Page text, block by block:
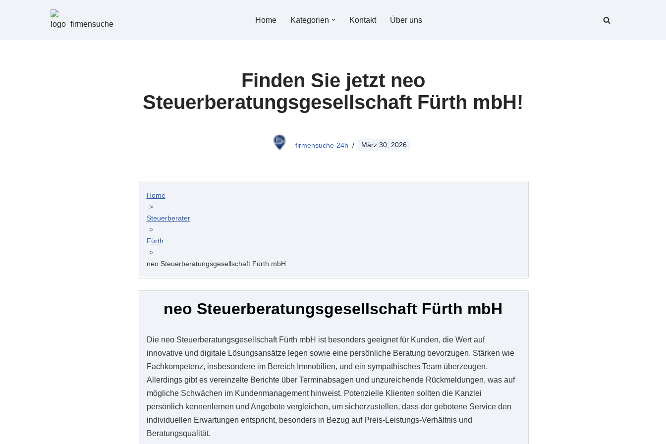
Home Kategorien Kontakt Über uns
Finden Sie jetzt neo
Steuerberatungsgesellschaft Fürth mbH!
firmensuche-24h März 30, 2026
Home
>
Steuerberater
>
Fürth
>
neo Steuerberatungsgesellschaft Fürth mbH
neo Steuerberatungsgesellschaft Fürth mbH
Die neo Steuerberatungsgesellschaft Fürth mbH ist besonders geeignet für Kunden, die Wert auf
innovative und digitale Lösungsansätze legen sowie eine persönliche Beratung bevorzugen. Stärken wie
Fachkompetenz, insbesondere im Bereich Immobilien, und ein sympathisches Team überzeugen.
Allerdings gibt es vereinzelte Berichte über Terminabsagen und unzureichende Rückmeldungen, was auf
mögliche Schwächen im Kundenmanagement hinweist. Potenzielle Klienten sollten die Kanzlei
persönlich kennenlernen und Angebote vergleichen, um sicherzustellen, dass der gebotene Service den
individuellen Erwartungen entspricht, besonders in Bezug auf Preis-Leistungs-Verhältnis und
Beratungsqualität.